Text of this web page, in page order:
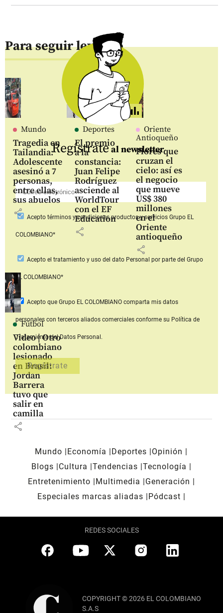
Para seguir leyendo
Mundo
Tragedia en
Tailandia:
Adolescente
asesinó a 7
personas,
entre ellas,
sus abuelos
share
Deportes
El premio
a la
constancia:
Juan Felipe
Rodríguez
asciende al
WorldTour
con el EF
Education
share
Oriente
Antioqueño
Flores que
cruzan el
cielo: así es
el negocio
que mueve
US$ 380
millones
en el
Oriente
antioqueño
share
Fútbol
Video | Otro
colombiano
lesionado
en Brasil:
Jordan
Barrera
tuvo que
salir en
camilla
share
Regístrateal newsletter
Aceptotérminos y condiciones productos y serviciosGrupo EL
COLOMBIANO*
Acepto el tratamiento y uso del dato Personal por parte del Grupo
EL COLOMBIANO*
Acepto que Grupo EL COLOMBIANOcomparta mis datos
personales con terceros aliados comerciales conforme su Política de
Tratamiento del Datos Personal.
Mundo Economía Deportes
Opinión
Blogs
Cultura Tendencias Tecnología
Entretenimiento
Multimedia
Generación
Especiales marcas aliadas
Pódcast
REDES SOCIALES
COPYRIGHT © 2026 EL COLOMBIANO
S.A.S